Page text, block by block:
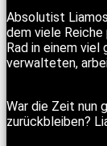
Absolutist
dem viele Reiche
Rad in einem
verwalteten,
War die Zeit nun
zurückbleiben?